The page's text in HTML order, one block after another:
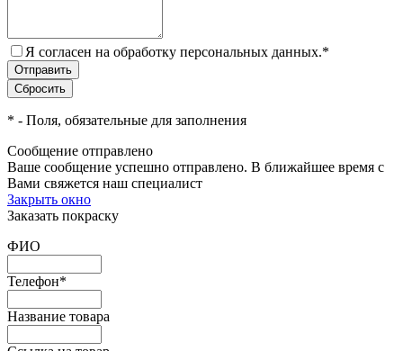
Я согласен на обработку персональных данных.*
* - Поля, обязательные для заполнения
Сообщение отправлено
Ваше сообщение успешно отправлено. В ближайшее время с
Вами свяжется наш специалист
Закрыть окно
Заказать покраску
ФИО
Телефон*
Название товара